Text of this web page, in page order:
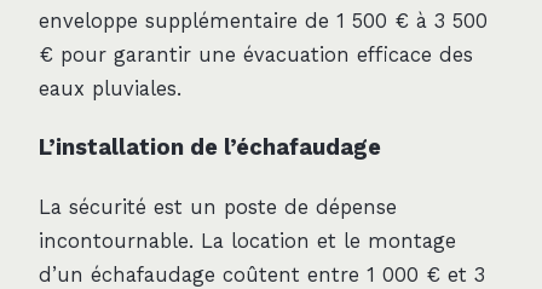
enveloppe supplémentaire de 1 500 € à 3 500
€ pour garantir une évacuation efficace des
eaux pluviales.
L’installation de l’échafaudage
La sécurité est un poste de dépense
incontournable. La location et le montage
d’un échafaudage coûtent entre 1 000 € et 3